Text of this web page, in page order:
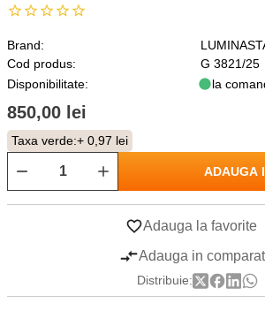
Brand:
Cod produs:
G 3821/25
Disponibilitate:
la
850,00 lei
Taxa verde:+ 0,97 lei
ADAUGA
Adauga la favorite
Adauga in
Distribuie: